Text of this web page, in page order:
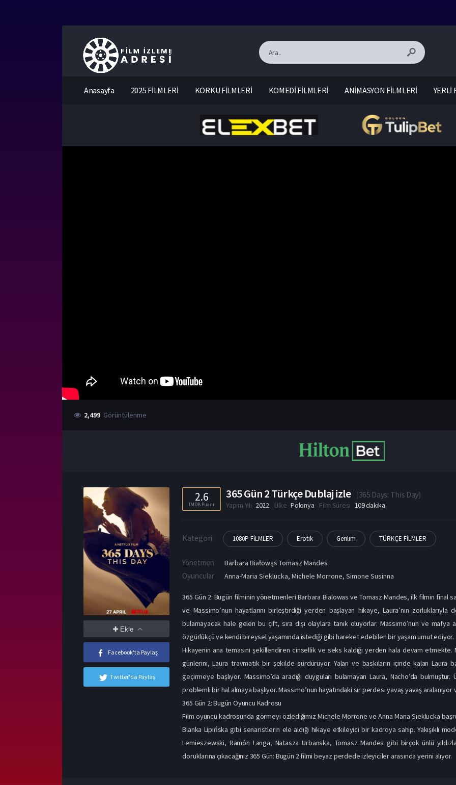
Anasayfa 2025 FİLMLERİ KORKU FİLMLERİ KOMEDİ FİLMLERİ ANİMASYON FİLMLERİ YERLİ
2,499 Görüntülenme
Ekle
Facebook'ta Paylaş
Twitter'da Paylaş
2.6
IMDB Puanı
365 Gün 2 Türkçe Dublaj izle (365 Days: This Day)
Yapım Yılı 2022 Ülke Polonya Film Süresi 109 dakika
Kategori 1080P FİLMLER Erotik Gerilim TÜRKÇE FİLMLER
Yönetmen Barbara Białowąs Tomasz Mandes
Oyuncular Anna-Maria Sieklucka,Michele Morrone,Simone Susinna
365 Gün 2: Bugün filminin yönetmenleri Barbara Bialowas ve Tomasz Mandes, ilk filmin final
ve Massimo’nun hayatlarını birleştirdiği yerden başlayan hikaye, Laura’nın
bulamayacak hale gelen bu çift, sıra dışı olaylara tanık oluyorlar. Massimo’nun ve mafya
özgürlükçü ve kendi bireysel yaşamında istediği gibi hareket edebilen bir yaşam umut ediyor.
Hikayenin ana temasını şekillendiren cinsellik ve seks kaldığı yerden hala devam
günlerini, Laura travmatik bir şekilde sürdürüyor. Yalan ve baskıların içinde kalan Laura
geçirmeye başlıyor. Massimo’da aradığı duyguları bulamayan Laura, Nacho’da
problemli bir hal almaya başlıyor. Massimo’nun hayatındaki sır perdesi yavaş yavaş
365 Gün 2: Bugün Oyuncu Kadrosu
Film oyuncu kadrosunda görmeyi özlediğimiz Michele Morrone ve Anna Maria Sieklucka
Blanka Lipińska gibi senaristlerin ele aldığı hikaye etkileyici bir kadroya sahip. Yakışıklı
Lemieszewski, Ramón Langa, Natasza Urbanska, Tomasz Mandes gibi birçok ünlü
doruklarına çıkacağınız 365 Gün: Bugün 2 filmi beyaz perdede izleyiciler arasında yerini alıyor.